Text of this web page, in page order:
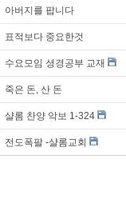
아버지를 팝니다
표적보다 중요한것
수요모임 셩경공부 교재
죽은 돈, 산 돈
샬롬 찬양 악보 1-324
전도폭팔 -샬롬교회